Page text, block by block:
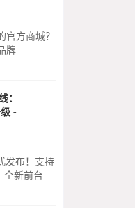
方商城？
牌
-
发布！支持
全新前台